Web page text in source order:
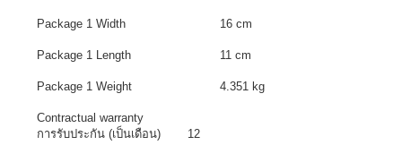
Package 1 Width 16 cm
Package 1 Length 11 cm
Package 1 Weight 4.351 kg
Contractual warranty
การรับประกัน (เป็นเดือน)
12